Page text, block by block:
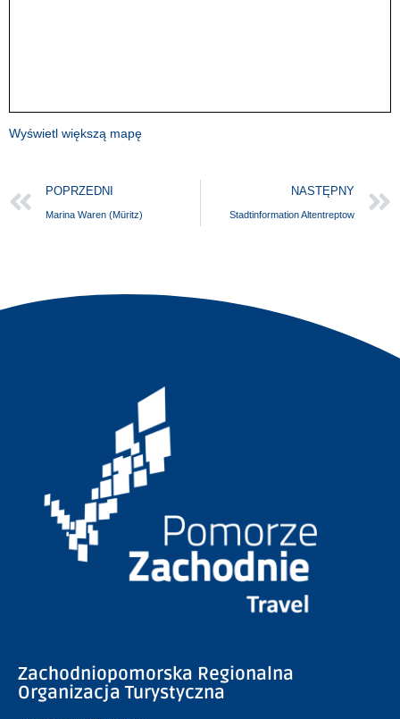
Wyświetl większą mapę
POPRZEDNI
Marina Waren (Müritz)
NASTĘPNY
Stadtinformation Altentreptow
Zachodniopomorska Regionalna
Organizacja Turystyczna